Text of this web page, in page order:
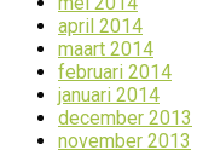
april 2014
maart 2014
februari 2014
januari 2014
december 2013
november 2013